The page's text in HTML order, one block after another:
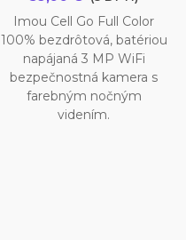
Imou Cell Go Full Color
100% bezdrôtová, batériou
napájaná 3 MP WiFi
bezpečnostná kamera s
farebným nočným
videním.